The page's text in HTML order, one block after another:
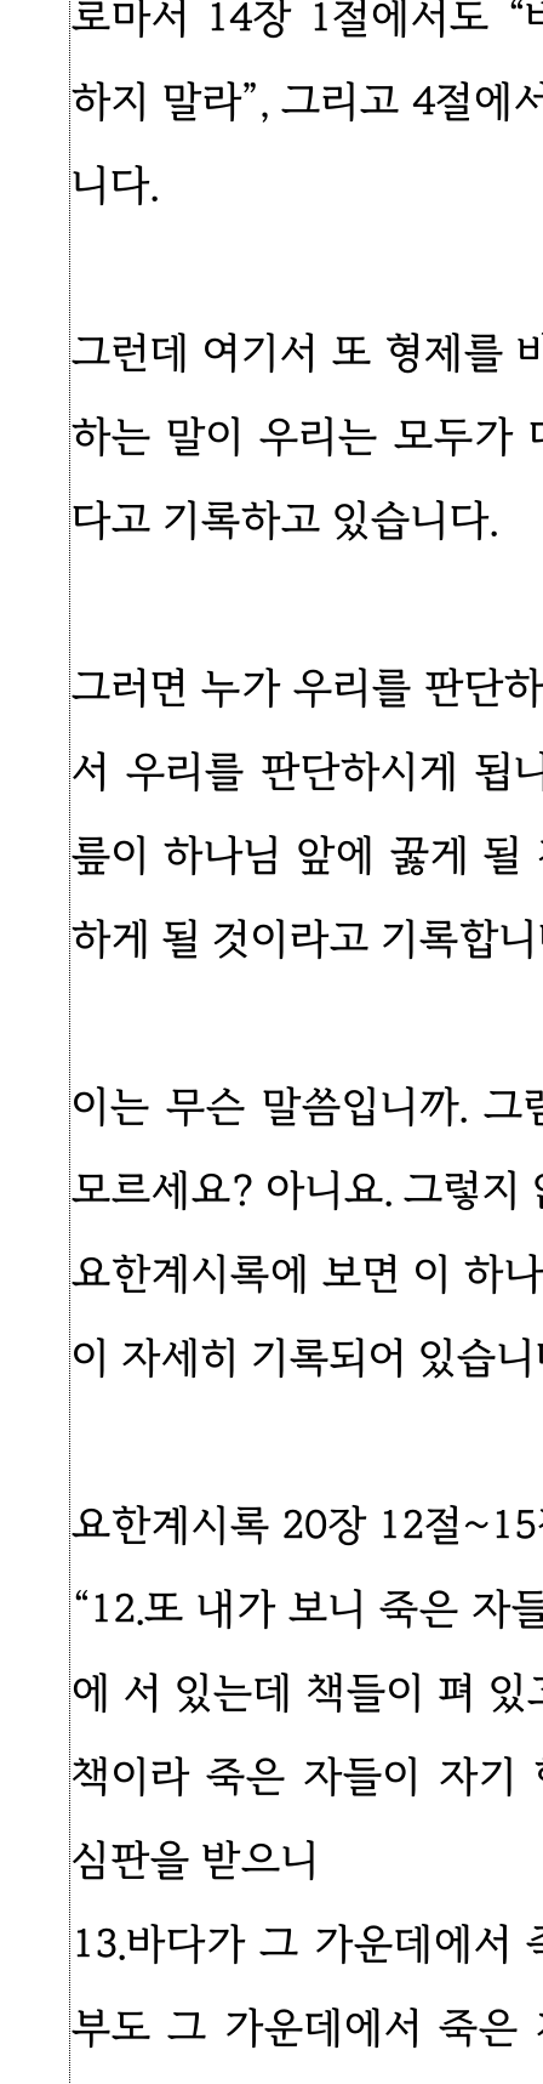
로마서 14장 1절에서도 “
하지 말라”, 그리고 4절에
니다.
그런데 여기서 또 형제를
하는 말이 우리는 모두가
다고 기록하고 있습니다.
그러면 누가 우리를 판단
서 우리를 판단하시게 됩
릎이 하나님 앞에 꿇게 될
하게 될 것이라고 기록합
이는 무슨 말씀입니까.
모르세요? 아니요. 그렇지
요한계시록에 보면 이 하
이 자세히 기록되어 있습
요한계시록 20장 12절
“12.또 내가 보니 죽은 자
에 서 있는데 책들이 펴
책이라 죽은 자들이 자기
심판을 받으니
13.바다가 그 가운데에서
부도 그 가운데에서 죽은